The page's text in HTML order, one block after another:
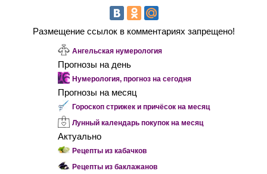
Размещение ссылок в комментариях запрещено!
Ангельская нумерология
Прогнозы на день
Нумерология, прогноз на сегодня
Прогнозы на месяц
Гороскоп стрижек и причёсок на месяц
Лунный календарь покупок на месяц
Актуально
Рецепты из кабачков
Рецепты из баклажанов